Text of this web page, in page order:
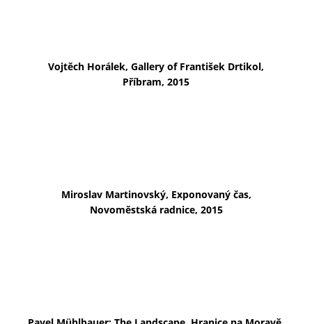
Vojtěch Horálek, Gallery of František Drtikol,
Příbram, 2015
Miroslav Martinovský, Exponovaný čas,
Novoměstská radnice, 2015